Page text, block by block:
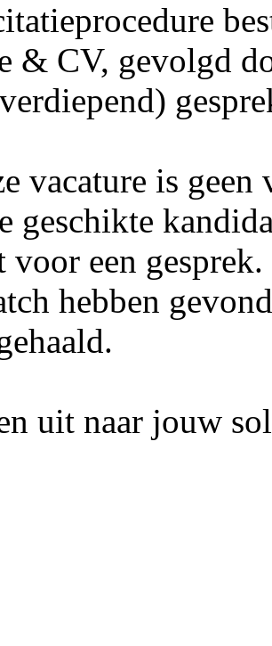
& CV, gevolgd
vacature is geen
geschikte
een
hebben
uit naar jouw